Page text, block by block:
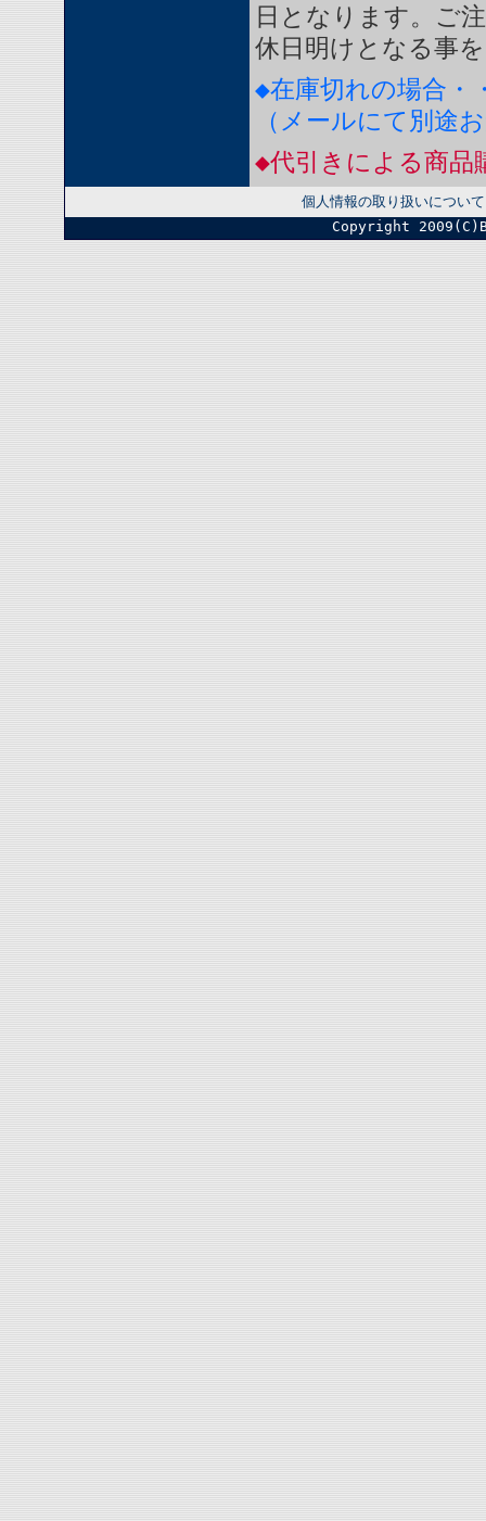
日となります。ご
休日明けとなる事
◆在庫切れの場合・
（メールにて別途
◆代引きによる商品
個人情報の取り扱いについて
Copyright